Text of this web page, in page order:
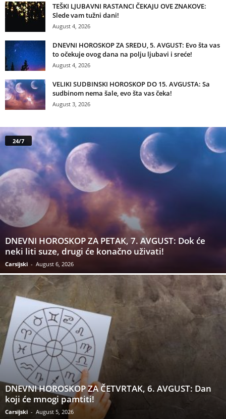
TEŠKI LJUBAVNI RASTANCI ČEKAJU OVE ZNAKOVE:
Slede vam tužni dani!
August 4, 2026
DNEVNI HOROSKOP ZA SREDU, 5. AVGUST: Evo šta vas
to očekuje ovog dana na polju ljubavi i sreće!
August 4, 2026
VELIKI SUDBINSKI HOROSKOP DO 15. AVGUSTA: Sa
sudbinom nema šale, evo šta vas čeka!
August 3, 2026
24/7
DNEVNI HOROSKOP ZA PETAK, 7. AVGUST: Dok će
neki liti suze, drugi će konačno uživati!
Carsijski - August 6, 2026
DNEVNI HOROSKOP ZA ČETVRTAK, 6. AVGUST: Dan
koji će mnogi pamtiti!
Carsijski - August 5, 2026